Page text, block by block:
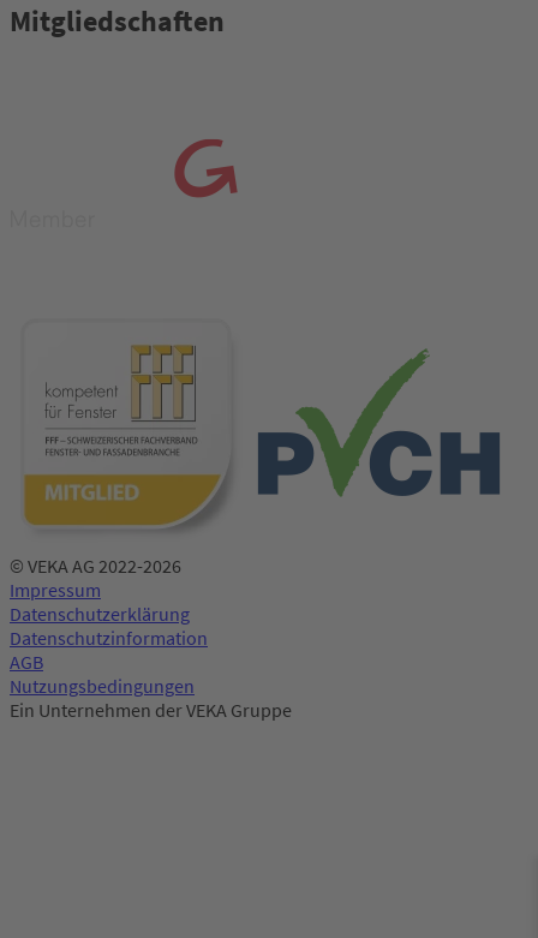
Mitgliedschaften
© VEKA AG 2022-2026
Impressum
Datenschutzerklärung
Datenschutzinformation
AGB
Nutzungsbedingungen
Ein Unternehmen der VEKA Gruppe